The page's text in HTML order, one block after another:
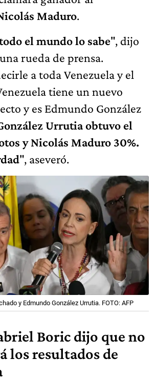
Maduro.
el mundo lo sabe", dijo
rueda de prensa.
a toda Venezuela y el
tiene un nuevo
y es Edmundo González
Urrutia obtuvo el
y Nicolás Maduro 30%.
", aseveró.
y Edmundo González Urrutia. FOTO: AFP
Boric dijo que no
los resultados de